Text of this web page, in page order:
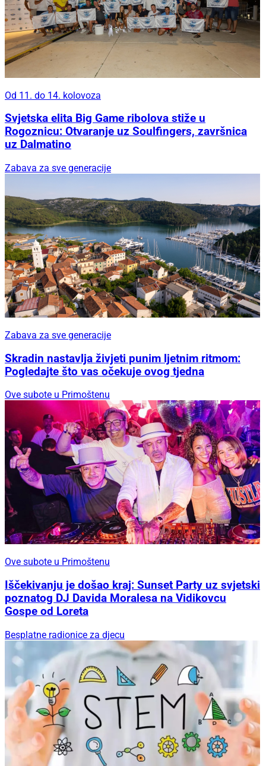
Od 11. do 14. kolovoza
Svjetska elita Big Game ribolova stiže u
Rogoznicu: Otvaranje uz Soulfingers, završnica
uz Dalmatino
Zabava za sve generacije
Zabava za sve generacije
Skradin nastavlja živjeti punim ljetnim ritmom:
Pogledajte što vas očekuje ovog tjedna
Ove subote u Primoštenu
Ove subote u Primoštenu
Iščekivanju je došao kraj: Sunset Party uz svjetski
poznatog DJ Davida Moralesa na Vidikovcu
Gospe od Loreta
Besplatne radionice za djecu